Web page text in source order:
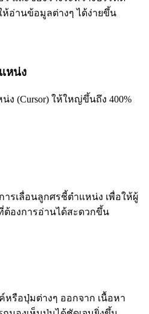
ห้อ่านข้อมูลต่างๆ ได้ง่ายขึ้น
หน่ง
(Cursor) ให้ใหญ่ขึ้นถึง 400%
รเลื่อนลูกศรชี้ตำแหน่ง เพื่อให้ผู้
องการอ่านได้สะดวกขึ้น
หรือปุ่มต่างๆ ออกจาก เนื้อหา